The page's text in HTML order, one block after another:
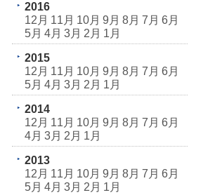
2016
12月 11月 10月 9月 8月 7月 6月
5月 4月 3月 2月 1月
2015
12月 11月 10月 9月 8月 7月 6月
5月 4月 3月 2月 1月
2014
12月 11月 10月 9月 8月 7月 6月
4月 3月 2月 1月
2013
12月 11月 10月 9月 8月 7月 6月
5月 4月 3月 2月 1月